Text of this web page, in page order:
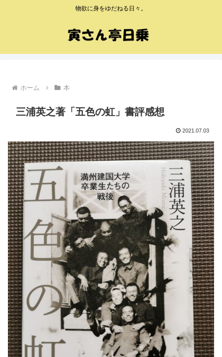
物欲に身をゆだねる日々。
ホーム 本
三浦英之著「五色の虹」書評感想
2021.07.03